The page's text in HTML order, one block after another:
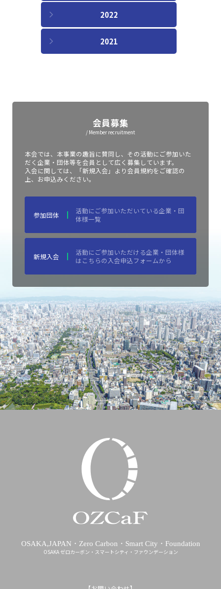
2022
2021
会員募集
/ Member recruitment
本会では、本事業の趣旨に賛同し、その活動にご参加いた
だく企業・団体等を会員として広く募集しています。
入会に関しては、「新規入会」より会員規約をご確認の
上、お申込みください。
参加団体
活動にご参加いただいている企業・団
体様一覧
新規入会
活動にご参加いただける企業・団体様
はこちらの入会申込フォームから
OSAKA,JAPAN・Zero Carbon・Smart City・Foundation
OSAKA ゼロカーボン・スマートシティ・ファウンデーション